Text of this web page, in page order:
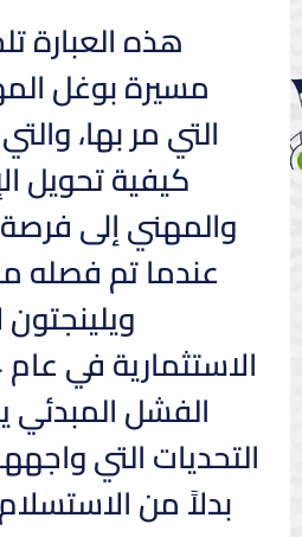
هذه العبارة
مسيرة بوغل
التي مر بها،
كيفية تحويل
والمهني إلى
عندما تم فصله
الفشل
التحديات التي
بدلاً من